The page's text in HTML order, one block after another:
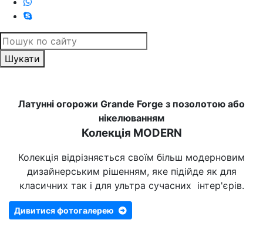
Шукати
Латунні огорожи Grande Forge з позолотою або
нікелюванням
Колекція MODERN
Колекція відрізняється своїм більш модерновим
дизайнерським рішенням, яке підійде як для
класичних так і для ультра сучасних інтер'єрів.
Дивитися фотогалерею